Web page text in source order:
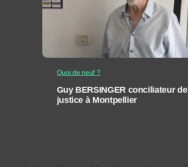
Quoi de neuf ?
Guy BERSINGER conciliateur de
justice à Montpellier